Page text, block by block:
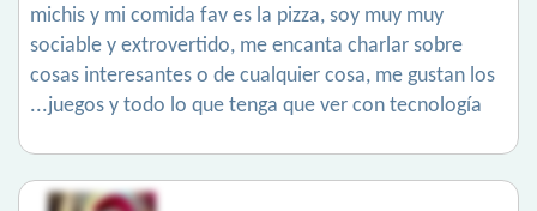
michis y mi comida fav es la pizza, soy muy muy
sociable y extrovertido, me encanta charlar sobre
cosas interesantes o de cualquier cosa, me gustan los
...juegos y todo lo que tenga que ver con tecnología